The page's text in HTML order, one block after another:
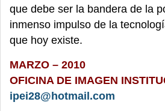
que debe ser la bandera de la
inmenso impulso de la
que hoy existe.
MARZO – 2010
OFICINA DE IMAGEN
ipei28@hotmail.com